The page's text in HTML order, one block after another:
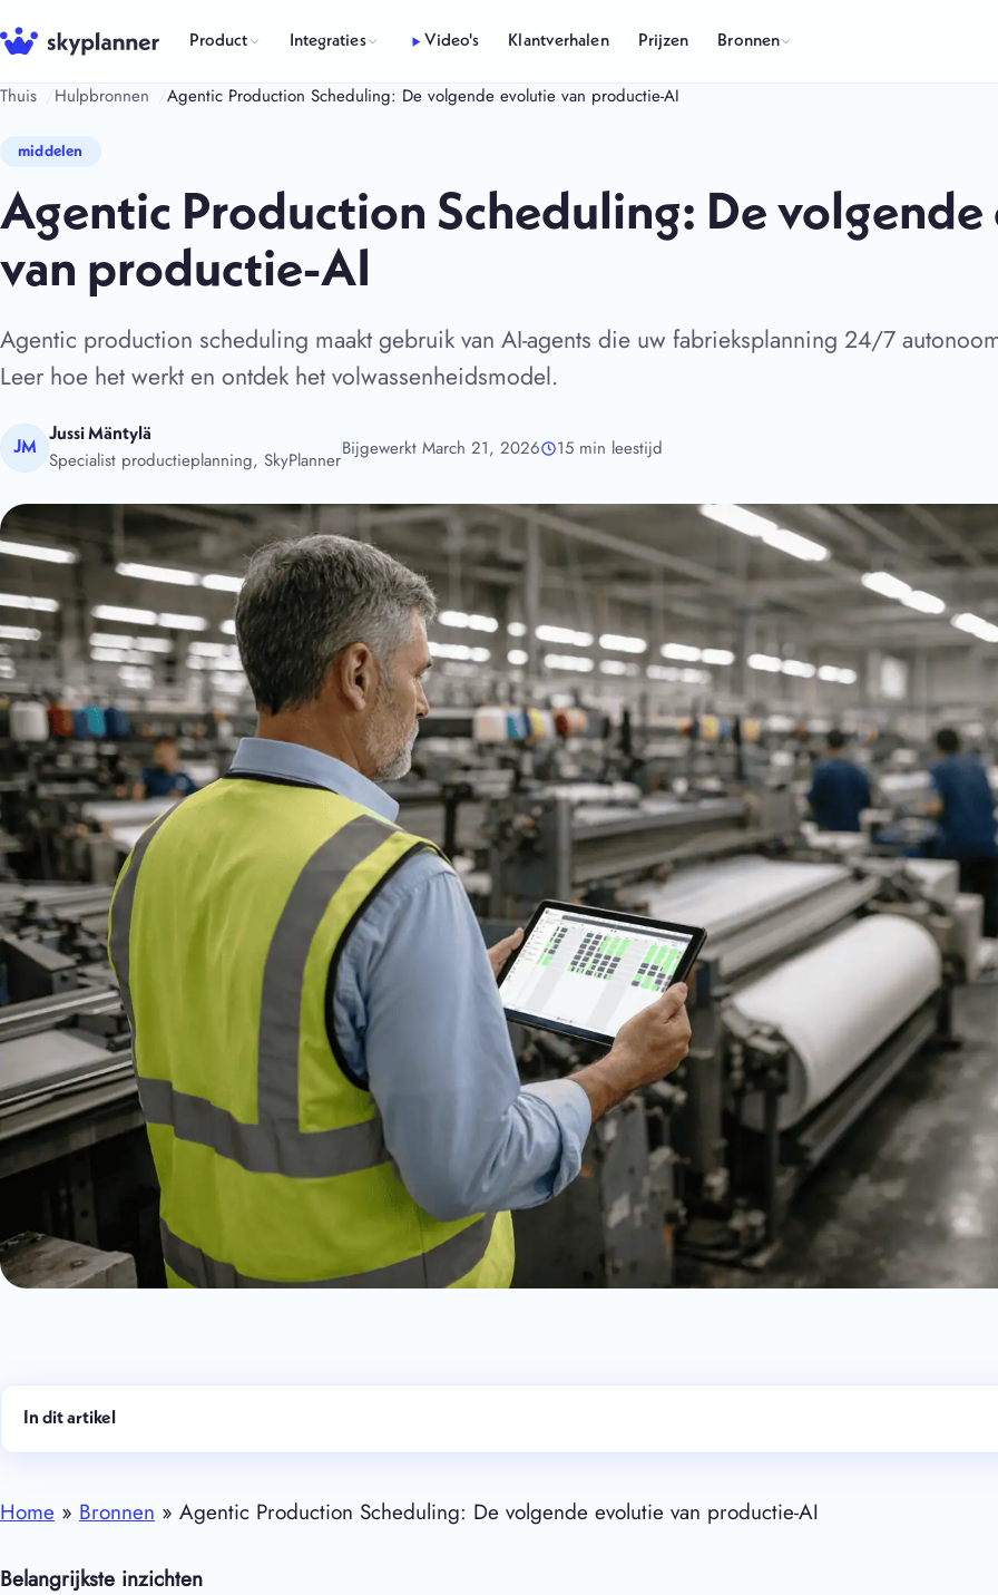
naar
de
Product Integraties Video's Klantverhalen Prijzen Bronnen
Thuis Hulpbronnen Agentic Production Scheduling: De volgende evolutie van productie-AI
middelen
Agentic Production Scheduling: De
van productie-AI
Agentic production scheduling maakt gebruik van AI-agents die uw fabrieksplanning 24/7
Leer hoe het werkt en ontdek het volwassenheidsmodel.
JM
Jussi Mäntylä
Specialist productieplanning, SkyPlannerBijgewerkt March 21, 2026 15 min leestijd
In dit artikel
Home » Bronnen » Agentic Production Scheduling: De volgende evolutie van productie-AI
Belangrijkste inzichten